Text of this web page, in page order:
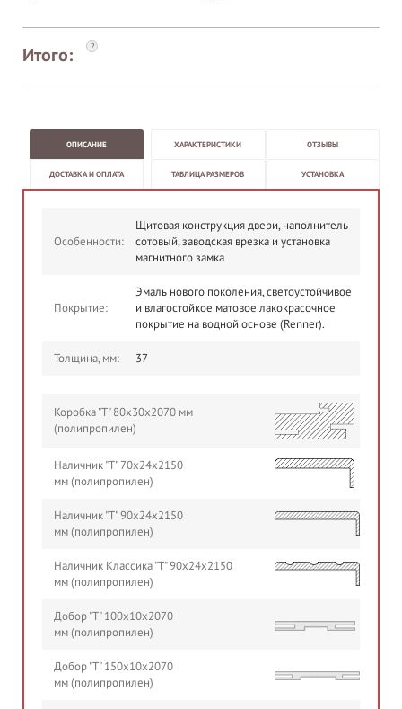
Итого: ?
ОПИСАНИЕ ХАРАКТЕРИСТИКИ ОТЗЫВЫ
ДОСТАВКА И ОПЛАТА ТАБЛИЦА РАЗМЕРОВ УСТАНОВКА
Особенности:
Щитовая конструкция двери, наполнитель
сотовый, заводская врезка и установка
магнитного замка
Покрытие:
Эмаль нового поколения, светоустойчивое
и влагостойкое матовое лакокрасочное
покрытие на водной основе (Renner).
Толщина, мм: 37
Коробка "Т" 80х30х2070 мм
(полипропилен)
Наличник "Т" 70х24х2150
мм (полипропилен)
Наличник "Т" 90х24х2150
мм (полипропилен)
Наличник Классика "Т" 90х24х2150
мм (полипропилен)
Добор "Т" 100х10х2070
мм (полипропилен)
Добор "Т" 150х10х2070
мм (полипропилен)